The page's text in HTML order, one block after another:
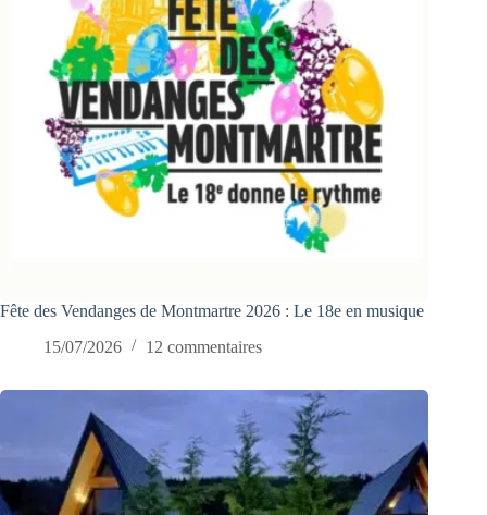
Fête des Vendanges de Montmartre 2026 : Le 18e en musique
15/07/2026
12 commentaires